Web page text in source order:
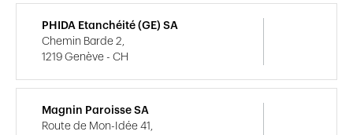
PHIDA Etanchéité (GE) SA
Chemin Barde 2,
1219 Genève - CH
Magnin Paroisse SA
Route de Mon-Idée 41,